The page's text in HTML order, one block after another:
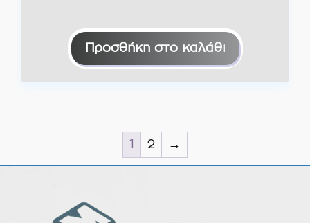
Προσθήκη στο καλάθι
1 2 →